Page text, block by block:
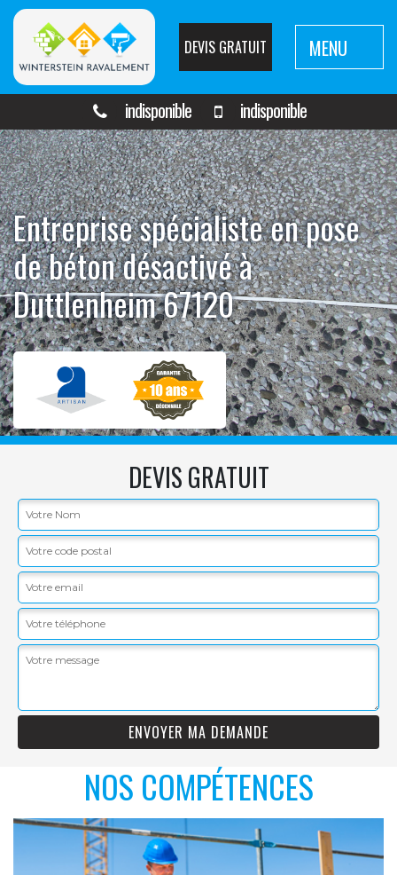
DEVIS GRATUIT MENU
indisponible indisponible
Entreprise spécialiste en pose
de béton désactivé à
Duttlenheim 67120
DEVIS GRATUIT
NOS COMPÉTENCES